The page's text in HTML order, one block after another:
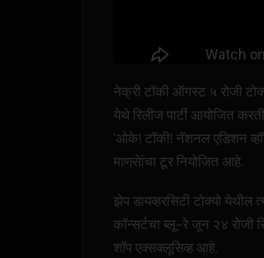
नेक्री टॉकी ऑगस्ट ५ रोजी
येथे रिलीज पार्टी आयोजित
'ओके! टॉकी! नॅशनल एडिशन
माणसेांचा टूर नियोजित आहे.
झेप डायव्हरसिटी टोक्यो येथील
कॉन्सर्टचा ब्लू-रे जून २४ रोजी
शॉप एक्सक्लूसिव्ह आहे.